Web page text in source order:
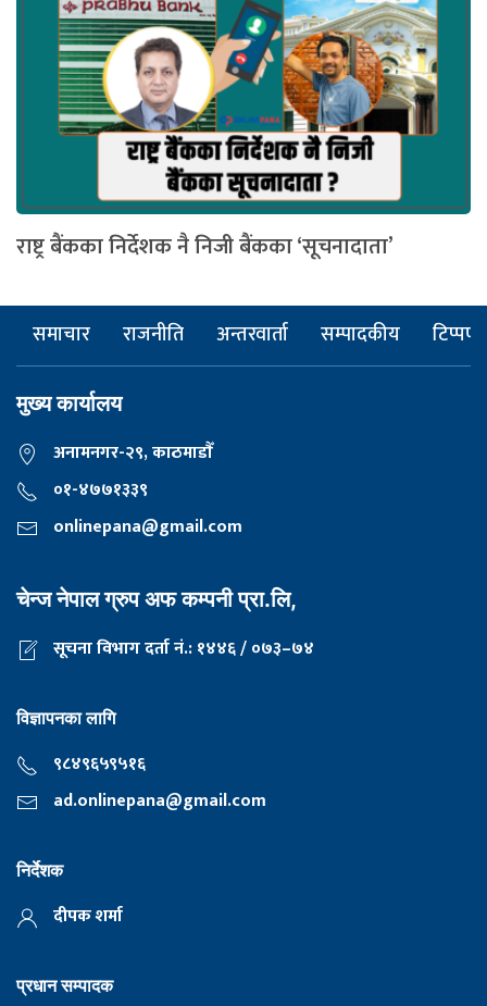
राष्ट्र बैंकका निर्देशक नै निजी बैंकका ‘सूचनादाता’
समाचार राजनीति अन्तरवार्ता सम्पादकीय टिप्पणी
मुख्य कार्यालय
अनामनगर-२९, काठमाडाैँ
०१-४७७१३३९
onlinepana@gmail.com
चेन्ज नेपाल ग्रुप अफ कम्पनी प्रा.लि,
सूचना विभाग दर्ता नं.: १४४६ / ०७३–७४
विज्ञापनका लागि
९८४९६५९५१६
ad.onlinepana@gmail.com
निर्देशक
दीपक शर्मा
प्रधान सम्पादक